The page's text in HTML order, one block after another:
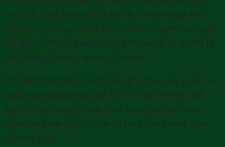
được xây dựng nhằm để hỗ trợ các trang trại gia đình
nhỏ nhưng tới nay đã trở thành một trong những ngân
hàng lớn nhất thế giới khi nắm giữ 2,54 nghìn tỷ USD tài
sản và là ngân hàng lớn thứ 2 ở Pháp.
Chi nhánh quốc tế đầu tiên của ngân hàng này được mở
tại Chicago Illinois vào năm 1979 và ngân hàng Credit
Agricole hiện đang có mặt tại 49 quốc gia khác nhau.
Ngân hàng này phục vụ hơn 52 triệu khách hàng trên
toàn thế giới.